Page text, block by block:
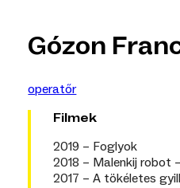
Gózon
operatőr
Filmek
2019 – Foglyok
2018 – Malenkij robot
2017 – A tökéletes